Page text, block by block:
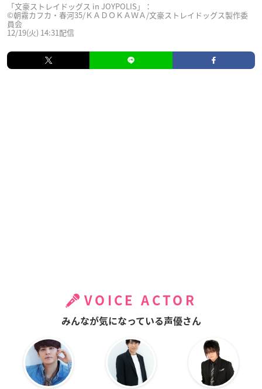
「文豪ストレイドッグス in JOYPOLIS」：
©朝霧カフカ・春河35/ＫＡＤＯＫＡＷＡ/文豪ストレイドッグス製作委
員会
12/19(火) 14:31配信
VOICE ACTOR
みんなが気になっている声優さん